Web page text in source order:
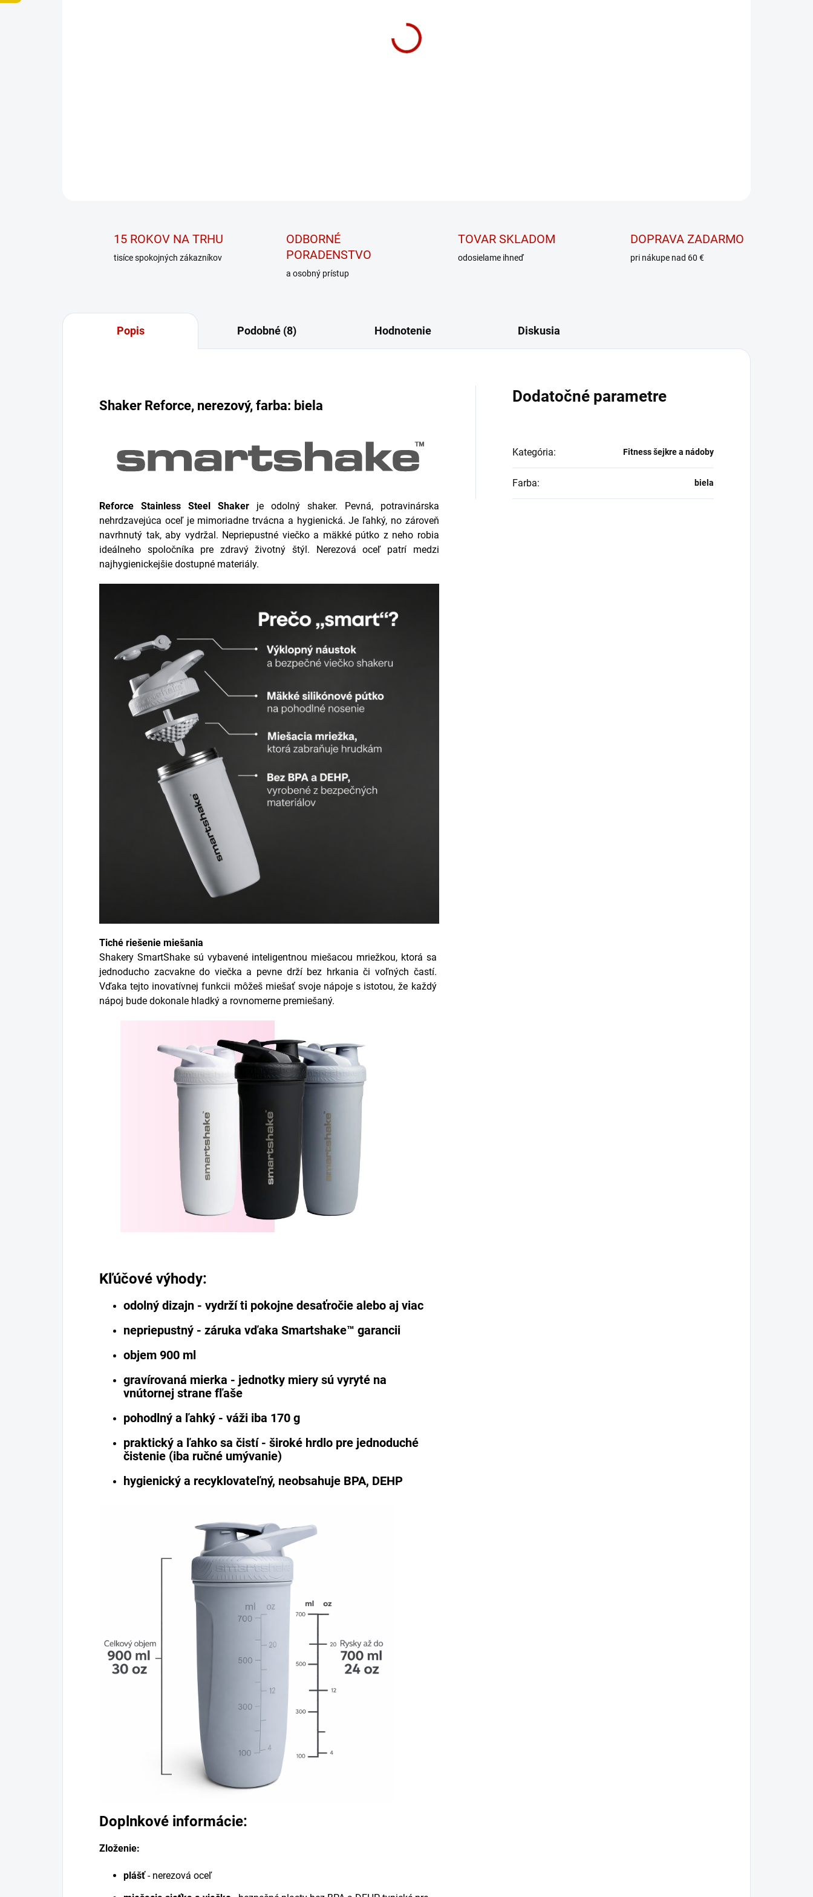
Šejker Reforce od značky Smartshake™ z nerezovej ocele - mimoriadne
odolný a hygienický.
15 ROKOV NA TRHU
tisíce spokojných zákazníkov
ODBORNÉ
PORADENSTVO
a osobný prístup
TOVAR SKLADOM
odosielame ihneď
DOPRAVA ZADARMO
pri nákupe nad 60 €
Popis Podobné (8) Hodnotenie Diskusia
Shaker Reforce, nerezový, farba: biela
Reforce Stainless Steel Shakerje odolný shaker. Pevná, potravinárska
nehrdzavejúca oceľ je mimoriadne trvácna a hygienická. Je ľahký, no zároveň
navrhnutý tak, aby vydržal. Nepriepustné viečko a mäkké pútko z neho robia
ideálneho spoločníka pre zdravý životný štýl. Nerezová oceľ patrí medzi
najhygienickejšie dostupné materiály.
Tiché riešenie miešania
Shakery SmartShake sú vybavené inteligentnou miešacou mriežkou, ktorá sa
jednoducho zacvakne do viečka a pevne drží bez hrkania či voľných častí.
Vďaka tejto inovatívnej funkcii môžeš miešať svoje nápoje s istotou, že každý
nápoj bude dokonale hladký a rovnomerne premiešaný.
Kľúčové výhody:
odolný dizajn - vydrží ti pokojne desaťročie alebo aj viac
nepriepustný - záruka vďaka Smartshake™ garancii
objem 900 ml
gravírovaná mierka - jednotky miery sú vyryté na
vnútornej strane fľaše
pohodlný a ľahký - váži iba 170 g
praktický a ľahko sa čistí - široké hrdlo pre jednoduché
čistenie (iba ručné umývanie)
hygienický a recyklovateľný, neobsahuje BPA, DEHP
Doplnkové informácie:
Zloženie:
plášť- nerezová oceľ
Dodatočné parametre
Kategória: Fitness šejkre a nádoby
Farba: biela